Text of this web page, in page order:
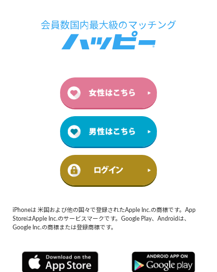
iPhoneは 米国および他の国々で登録されたApple Inc.の商標です。App
StoreはApple Inc.のサービスマークです。Google Play、Androidは、
Google Inc.の商標または登録商標です。